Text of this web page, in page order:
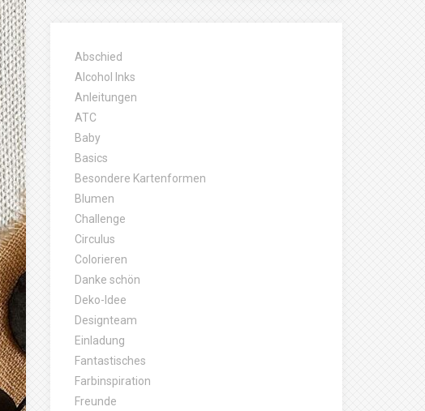
Abschied
Alcohol Inks
Anleitungen
ATC
Baby
Basics
Besondere Kartenformen
Blumen
Challenge
Circulus
Colorieren
Danke schön
Deko-Idee
Designteam
Einladung
Fantastisches
Farbinspiration
Freunde